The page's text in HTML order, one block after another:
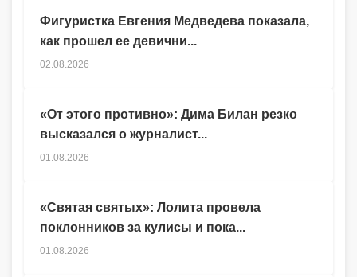
Фигуристка Евгения Медведева показала,
как прошел ее девични...
02.08.2026
«От этого противно»: Дима Билан резко
высказался о журналист...
01.08.2026
«Святая святых»: Лолита провела
поклонников за кулисы и пока...
01.08.2026